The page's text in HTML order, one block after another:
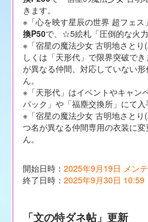
きます。
※「心を映す星辰の世界 超フェス
換P50で、☆5絵札「圧倒的な火力
※「宿星の魔法少女 古明地さと
しくは「天形代」で限界突破で
が異なる仲間、対応していない
ん。
※「天形代」はイベントやキャン
パック」や「福塵交換所」にて入
※「宿星の魔法少女 古明地さと
つ名が異なる仲間専用の衣装に
ん。
開始日時： 2025年9月19日 メン
終了日時： 2025年9月30日 10:59
「文の特ダネ帖」更新